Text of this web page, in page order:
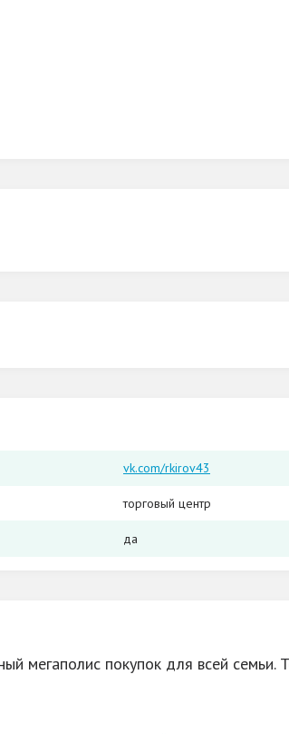
мегаполис покупок для всей семьи.
vk.com/rkirov43
торговый центр
да